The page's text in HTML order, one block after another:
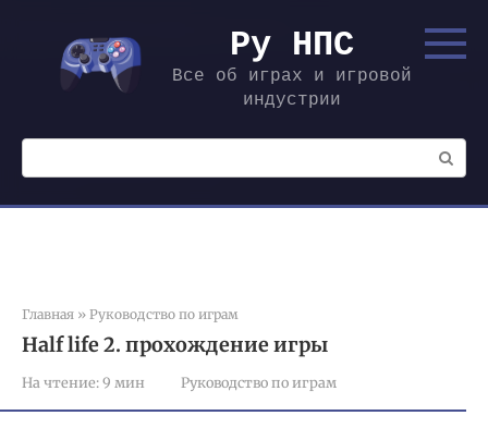
контенту
Ру НПС
Все об играх и игровой
индустрии
Поиск:
Главная » Руководство по играм
Half life 2. прохождение игры
На чтение:9 мин Руководство по играм